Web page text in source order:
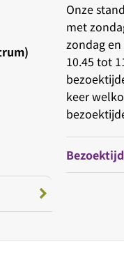
Onze
met
zondag
10.45 tot
keer